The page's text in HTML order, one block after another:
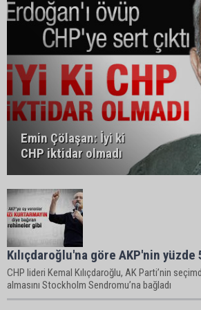
Emin Çölaşan: İyi ki
CHP iktidar olmadı
Kılıçdaroğlu'na göre AKP'nin yüzde
CHP lideri Kemal Kılıçdaroğlu, AK Parti’nin
almasını Stockholm Sendromu’na bağladı